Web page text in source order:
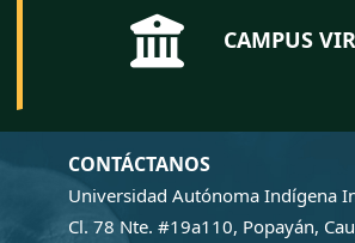
CAMPUS
CONTÁCTANOS
Universidad Autónoma Indígena
Cl. 78 Nte. #19a110, Popayán,